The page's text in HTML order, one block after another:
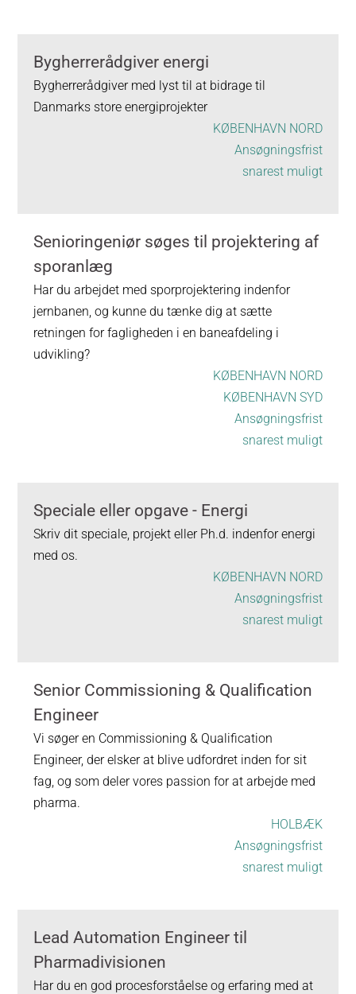
Bygherrerådgiver energi
Bygherrerådgiver med lyst til at bidrage til
Danmarks store energiprojekter
KØBENHAVN NORD
Ansøgningsfrist
snarest muligt
Senioringeniør søges til projektering af
sporanlæg
Har du arbejdet med sporprojektering indenfor
jernbanen, og kunne du tænke dig at sætte
retningen for fagligheden i en baneafdeling i
udvikling?
KØBENHAVN NORD
KØBENHAVN SYD
Ansøgningsfrist
snarest muligt
Speciale eller opgave - Energi
Skriv dit speciale, projekt eller Ph.d. indenfor energi
med os.
KØBENHAVN NORD
Ansøgningsfrist
snarest muligt
Senior Commissioning & Qualification
Engineer
Vi søger en Commissioning & Qualification
Engineer, der elsker at blive udfordret inden for sit
fag, og som deler vores passion for at arbejde med
pharma.
HOLBÆK
Ansøgningsfrist
snarest muligt
Lead Automation Engineer til
Pharmadivisionen
Har du en god procesforståelse og erfaring med at